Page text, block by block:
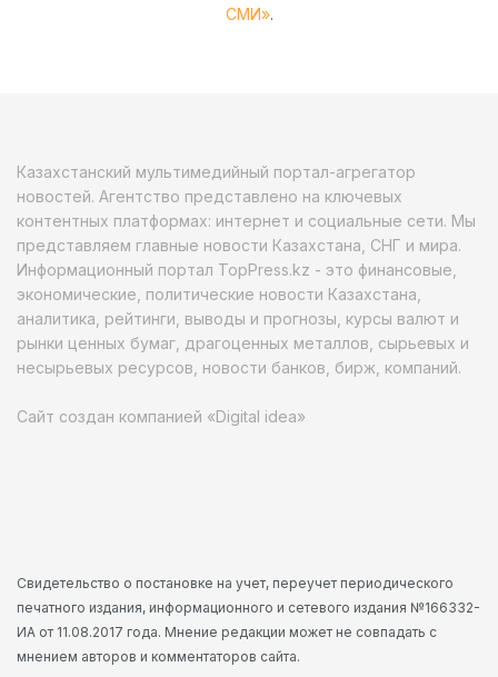
СМИ».
Казахстанский мультимедийный портал-агрегатор
новостей. Агентство представлено на ключевых
контентных платформах: интернет и социальные сети. Мы
представляем главные новости Казахстана, СНГ и мира.
Информационный портал TopPress.kz - это финансовые,
экономические, политические новости Казахстана,
аналитика, рейтинги, выводы и прогнозы, курсы валют и
рынки ценных бумаг, драгоценных металлов, сырьевых и
несырьевых ресурсов, новости банков, бирж, компаний.
Сайт создан компанией «Digital idea»
Свидетельство о постановке на учет, переучет периодического
печатного издания, информационного и сетевого издания №166332-
ИА от 11.08.2017 года. Мнение редакции может не совпадать с
мнением авторов и комментаторов сайта.